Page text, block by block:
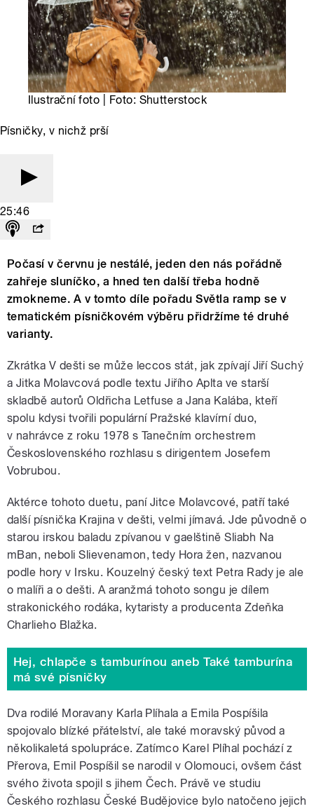
Ilustrační foto | Foto: Shutterstock
Písničky, v nichž prší
25:46
Počasí v červnu je nestálé, jeden den nás pořádně
zahřeje sluníčko, a hned ten další třeba hodně
zmokneme. A v tomto díle pořadu Světla ramp se v
tematickém písničkovém výběru přidržíme té druhé
varianty.
Zkrátka V dešti se může leccos stát, jak zpívají Jiří Suchý
a Jitka Molavcová podle textu Jiřího Aplta ve starší
skladbě autorů Oldřicha Letfuse a Jana Kalába, kteří
spolu kdysi tvořili populární Pražské klavírní duo,
v nahrávce z roku 1978 s Tanečním orchestrem
Československého rozhlasu s dirigentem Josefem
Vobrubou.
Aktérce tohoto duetu, paní Jitce Molavcové, patří také
další písnička Krajina v dešti, velmi jímavá. Jde původně o
starou irskou baladu zpívanou v gaelštině Sliabh Na
mBan, neboli Slievenamon, tedy Hora žen, nazvanou
podle hory v Irsku. Kouzelný český text Petra Rady je ale
o malíři a o dešti. A aranžmá tohoto songu je dílem
strakonického rodáka, kytaristy a producenta Zdeňka
Charlieho Blažka.
Hej, chlapče s tamburínou aneb Také tamburína
má své písničky
Dva rodilé Moravany Karla Plíhala a Emila Pospíšila
spojovalo blízké přátelství, ale také moravský původ a
několikaletá spolupráce. Zatímco Karel Plíhal pochází z
Přerova, Emil Pospíšil se narodil v Olomouci, ovšem část
svého života spojil s jihem Čech. Právě ve studiu
Českého rozhlasu České Budějovice bylo natočeno jejich